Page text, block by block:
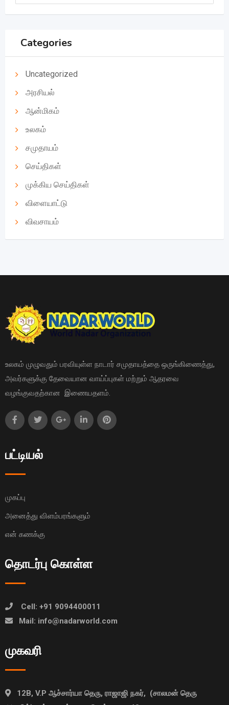
Categories
Uncategorized
அரசியல்
ஆன்மிகம்
உலகம்
சமுதாயம்
செய்திகள்
முக்கிய செய்திகள்
விளையாட்டு
விவசாயம்
உலகம் முழுவதும் பரவியுள்ள நாடார் சமுதாயத்தை ஒருங்கிணைத்து,
அவர்களுக்கு தேவையான வாய்ப்புகள் மற்றும் ஆதரவை
வழங்குவதற்கான இணையதளம்.
பட்டியல்
முகப்பு
அனைத்து விளம்பரங்களும்
என் கணக்கு
தொடர்பு கொள்ள
Cell: +91 9094400011
Mail: info@nadarworld.com
முகவரி
12B, V.P ஆச்சார்யா தெரு, ராஜாஜி நகர், (சாலமன் தெரு